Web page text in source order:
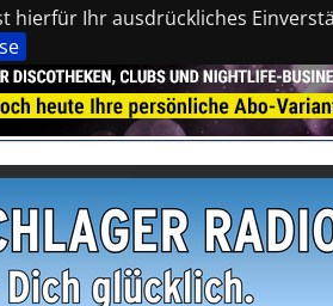
hierfür Ihr ausdrückliches